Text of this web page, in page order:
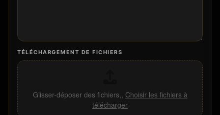
TÉLÉCHARGEMENT DE FICHIERS
Glisser-déposer des fichiers,, Choisir les fichiers à
télécharger